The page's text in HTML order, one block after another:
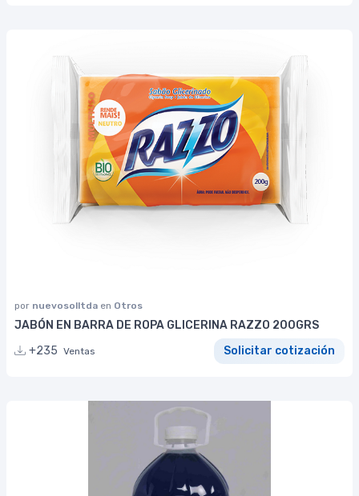
por nuevosolltda en Otros
JABÓN EN BARRA DE ROPA GLICERINA RAZZO 200GRS
+235 Ventas Solicitar cotización